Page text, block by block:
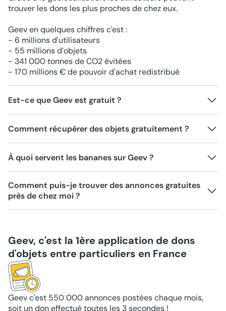
trouver les dons les plus proches de chez eux.
Geev en quelques chiffres c'est :
- 6 millions d'utilisateurs
- 55 millions d’objets
- 341 000 tonnes de CO2 évitées
- 170 millions € de pouvoir d'achat redistribué
Est-ce que Geev est gratuit ?
Comment récupérer des objets gratuitement ?
À quoi servent les bananes sur Geev ?
Comment puis-je trouver des annonces gratuites
près de chez moi ?
Geev, c'est la 1ère application de dons
d'objets entre particuliers en France
Geev c'est 550 000 annonces postées chaque mois,
soit un don effectué toutes les 3 secondes !